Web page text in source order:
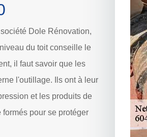
Dole Rénovation,
du toit conseille le
il faut savoir que les
l'outillage. Ils ont à leur
et les produits de
pour se protéger